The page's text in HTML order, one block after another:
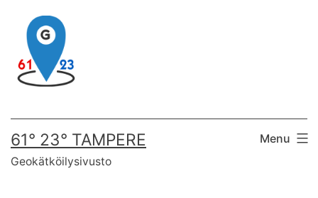
content
61° 23° TAMPERE
Geokätköilysivusto
Menu